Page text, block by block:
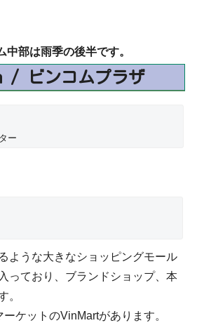
中部は雨季の後半です。
/ ビンコムプラザ
ー
ような大きなショッピングモール
っており、ブランドショップ、本
。
ケットのVinMartがあります。